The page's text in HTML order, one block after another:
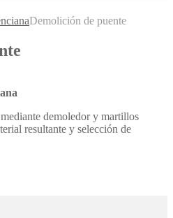
Demolición de puente
demoledor y martillos
resultante y selección de